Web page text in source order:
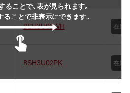
ることで、表が見られます。
ことで非表示にできます。
BSH3U02WH
BSH3U02PK